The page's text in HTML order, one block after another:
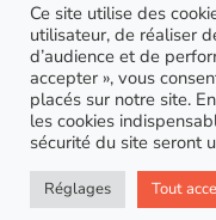
parMarion Houzé
Ce site utilise des
utilisateur, de réaliser
d’audience et de
accepter », vous
placés sur notre site.
les cookies
sécurité du site seront
Réglages Tout